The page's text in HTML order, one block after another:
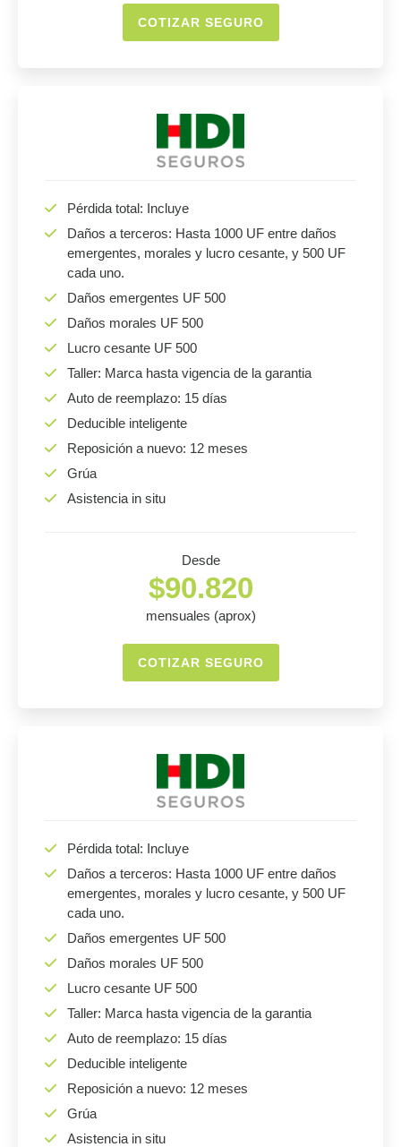
COTIZAR SEGURO
Pérdida total: Incluye
Daños a terceros: Hasta 1000 UF entre daños
emergentes, morales y lucro cesante, y 500 UF
cada uno.
Daños emergentes UF 500
Daños morales UF 500
Lucro cesante UF 500
Taller: Marca hasta vigencia de la garantia
Auto de reemplazo: 15 días
Deducible inteligente
Reposición a nuevo: 12 meses
Grúa
Asistencia in situ
Desde
$90.820
mensuales (aprox)
COTIZAR SEGURO
Pérdida total: Incluye
Daños a terceros: Hasta 1000 UF entre daños
emergentes, morales y lucro cesante, y 500 UF
cada uno.
Daños emergentes UF 500
Daños morales UF 500
Lucro cesante UF 500
Taller: Marca hasta vigencia de la garantia
Auto de reemplazo: 15 días
Deducible inteligente
Reposición a nuevo: 12 meses
Grúa
Asistencia in situ